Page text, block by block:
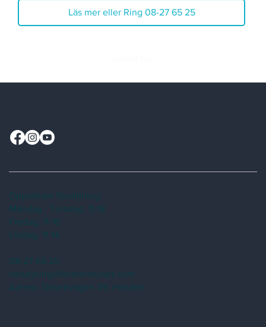
Läs mer eller Ring 08-27 65 25
Öppettider försäljning:
Måndag - Torsdag: 11-18
Fredag: 11-16
Lördag: 11-14
08-27 65 25
forsaljning@fordonshuset.com
Adress: Dalarövägen 39, Handen